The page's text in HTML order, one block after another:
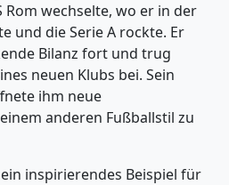
Rom wechselte, wo er in der
und die Serie A rockte. Er
Bilanz fort und trug
neuen Klubs bei. Sein
ihm neue
anderen Fußballstil zu
inspirierendes Beispiel für